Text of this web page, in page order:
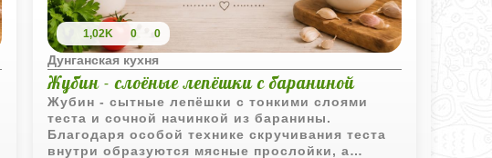
1,02K 0 0
Дунганская кухня
Жубин - слоёные лепёшки с бараниной
Жубин - сытные лепёшки с тонкими слоями
теста и сочной начинкой из баранины.
Благодаря особой технике скручивания теста
внутри образуются мясные прослойки, а